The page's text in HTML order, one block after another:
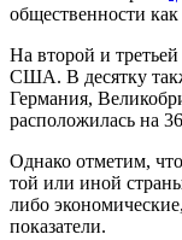
общественности
На второй и
США. В десятку
Германия,
расположилась на
Однако отметим,
той или иной
либо
показатели.